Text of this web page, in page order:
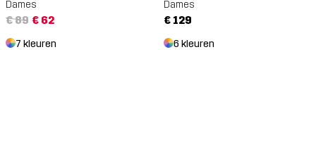
Dames
€ 89 € 62
7 kleuren
Dames
€ 129
6 kleuren